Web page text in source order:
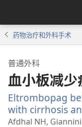
药物治疗和外科手术
普通外科
血小板减
Eltrombopag
with cirrhosis
Afdhal NH, Giannini